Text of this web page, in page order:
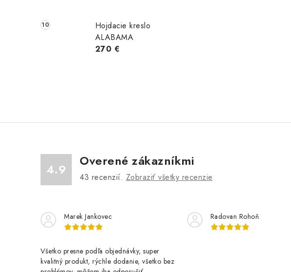
Hojdacie kreslo
ALABAMA
270 €
4.9
Overené zákazníkmi
43 recenzií. Zobraziť všetky recenzie
Marek Jankovec
Všetko presne podľa objednávky, super
kvalitný produkt, rýchle dodanie, všetko bez
Radovan Rohoň